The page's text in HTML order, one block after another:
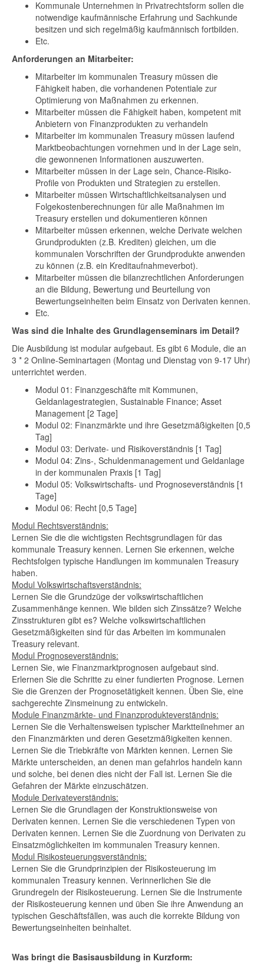
Kommunale Unternehmen in Privatrechtsform sollen die
notwendige kaufmännische Erfahrung und Sachkunde
besitzen und sich regelmäßig kaufmännisch fortbilden.
Etc.
Anforderungen an Mitarbeiter:
Mitarbeiter im kommunalen Treasury müssen die
Fähigkeit haben, die vorhandenen Potentiale zur
Optimierung von Maßnahmen zu erkennen.
Mitarbeiter müssen die Fähigkeit haben, kompetent mit
Anbietern von Finanzprodukten zu verhandeln
Mitarbeiter im kommunalen Treasury müssen laufend
Marktbeobachtungen vornehmen und in der Lage sein,
die gewonnenen Informationen auszuwerten.
Mitarbeiter müssen in der Lage sein, Chance-Risiko-
Profile von Produkten und Strategien zu erstellen.
Mitarbeiter müssen Wirtschaftlichkeitsanalysen und
Folgekostenberechnungen für alle Maßnahmen im
Treasury erstellen und dokumentieren können
Mitarbeiter müssen erkennen, welche Derivate welchen
Grundprodukten (z.B. Krediten) gleichen, um die
kommunalen Vorschriften der Grundprodukte anwenden
zu können (z.B. ein Kreditaufnahmeverbot).
Mitarbeiter müssen die bilanzrechtlichen Anforderungen
an die Bildung, Bewertung und Beurteilung von
Bewertungseinheiten beim Einsatz von Derivaten kennen.
Etc.
Was sind die Inhalte des Grundlagenseminars im Detail?
Die Ausbildung ist modular aufgebaut. Es gibt 6 Module, die an
3 * 2 Online-Seminartagen (Montag und Dienstag von 9-17 Uhr)
unterrichtet werden.
Modul 01: Finanzgeschäfte mit Kommunen,
Geldanlagestrategien, Sustainable Finance; Asset
Management [2 Tage]
Modul 02: Finanzmärkte und ihre Gesetzmäßigkeiten [0,5
Tag]
Modul 03: Derivate- und Risikoverständnis [1 Tag]
Modul 04: Zins-, Schuldenmanagement und Geldanlage
in der kommunalen Praxis [1 Tag]
Modul 05: Volkswirtschafts- und Prognoseverständnis [1
Tage]
Modul 06: Recht [0,5 Tage]
Modul Rechtsverständnis:
Lernen Sie die die wichtigsten Rechtsgrundlagen für das
kommunale Treasury kennen. Lernen Sie erkennen, welche
Rechtsfolgen typische Handlungen im kommunalen Treasury
haben.
Modul Volkswirtschaftsverständnis:
Lernen Sie die Grundzüge der volkswirtschaftlichen
Zusammenhänge kennen. Wie bilden sich Zinssätze? Welche
Zinsstrukturen gibt es? Welche volkswirtschaftlichen
Gesetzmäßigkeiten sind für das Arbeiten im kommunalen
Treasury relevant.
Modul Prognoseverständnis:
Lernen Sie, wie Finanzmarktprognosen aufgebaut sind.
Erlernen Sie die Schritte zu einer fundierten Prognose. Lernen
Sie die Grenzen der Prognosetätigkeit kennen. Üben Sie, eine
sachgerechte Zinsmeinung zu entwickeln.
Module Finanzmärkte- und Finanzprodukteverständnis:
Lernen Sie die Verhaltensweisen typischer Marktteilnehmer an
den Finanzmärkten und deren Gesetzmäßigkeiten kennen.
Lernen Sie die Triebkräfte von Märkten kennen. Lernen Sie
Märkte unterscheiden, an denen man gefahrlos handeln kann
und solche, bei denen dies nicht der Fall ist. Lernen Sie die
Gefahren der Märkte einzuschätzen.
Module Derivateverständnis:
Lernen Sie die Grundlagen der Konstruktionsweise von
Derivaten kennen. Lernen Sie die verschiedenen Typen von
Derivaten kennen. Lernen Sie die Zuordnung von Derivaten zu
Einsatzmöglichkeiten im kommunalen Treasury kennen.
Modul Risikosteuerungsverständnis:
Lernen Sie die Grundprinzipien der Risikosteuerung im
kommunalen Treasury kennen. Verinnerlichen Sie die
Grundregeln der Risikosteuerung. Lernen Sie die Instrumente
der Risikosteuerung kennen und üben Sie ihre Anwendung an
typischen Geschäftsfällen, was auch die korrekte Bildung von
Bewertungseinheiten beinhaltet.
Was bringt die Basisausbildung in Kurzform: